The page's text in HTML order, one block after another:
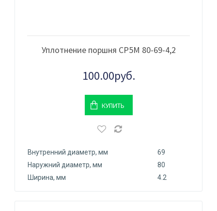
Уплотнение поршня CP5M 80-69-4,2
100.00руб.
КУПИТЬ
Внутренний диаметр, мм
69
Наружний диаметр, мм
80
Ширина, мм
4.2